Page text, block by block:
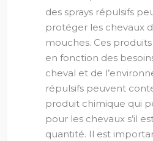
des sprays répulsifs
protéger les chevaux
mouches. Ces
en fonction des
cheval et de
répulsifs peuvent
produit chimique qui
pour les chevaux s’il
quantité. Il est